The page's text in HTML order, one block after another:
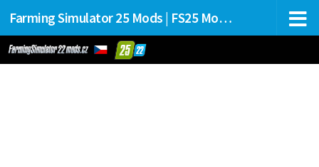
Farming Simulator 25 Mods | FS25 Mods Stahování